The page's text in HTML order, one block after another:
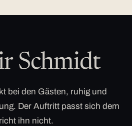
Schmidt
bei den Gästen, ruhig und
Der Auftritt passt sich dem
ihn nicht.